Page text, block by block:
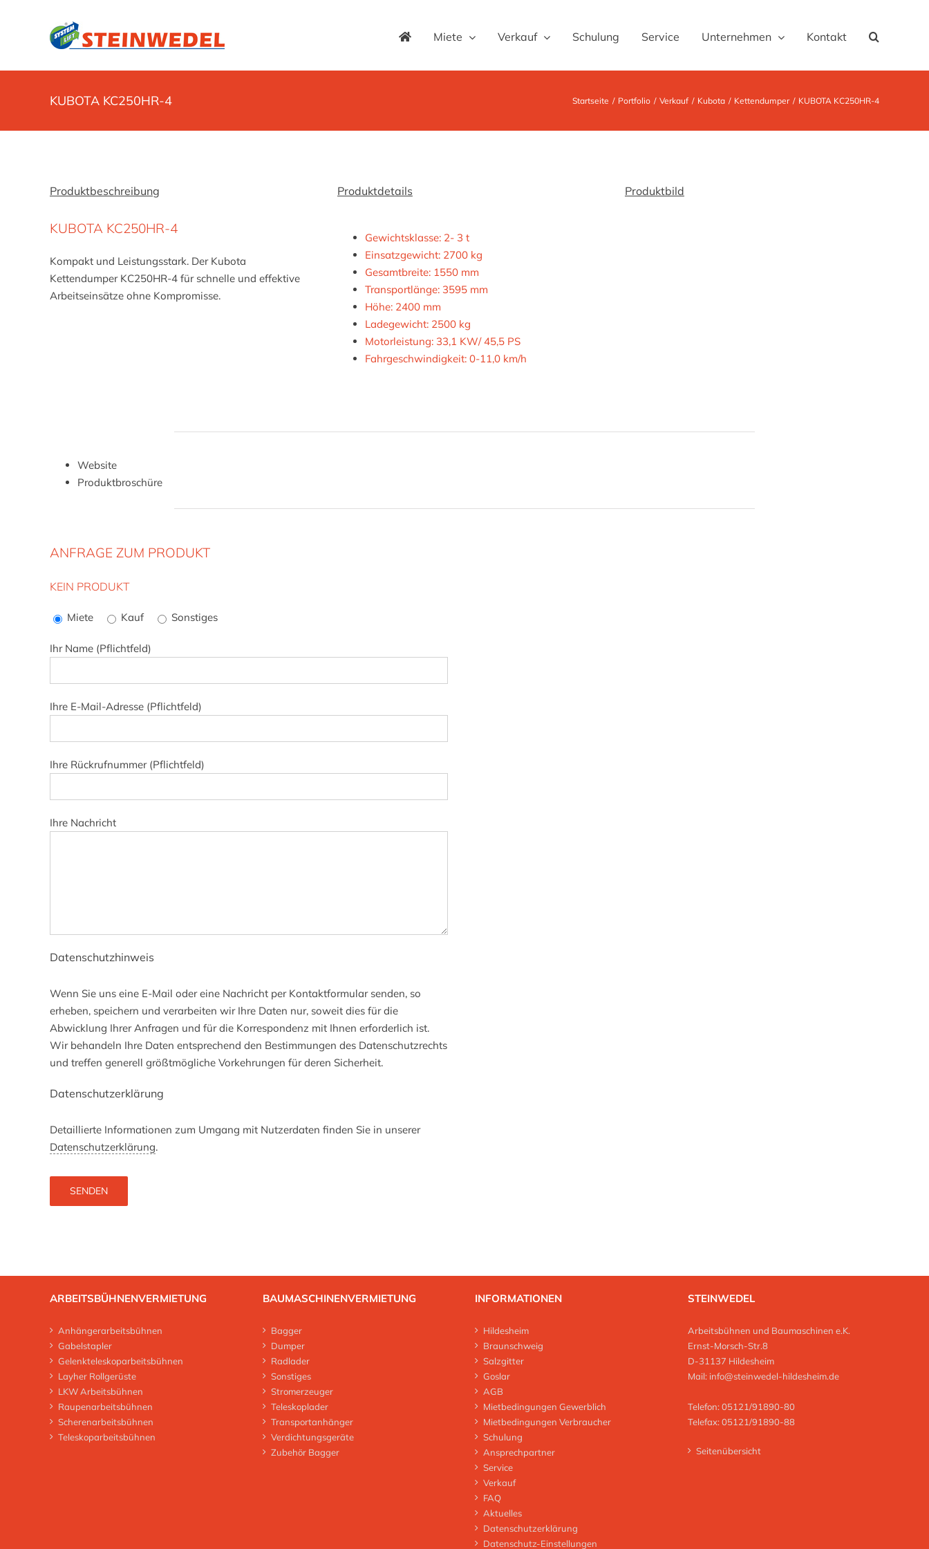
Miete Verkauf Schulung Service Unternehmen Kontakt
KUBOTA KC250HR-4 Startseite Portfolio Verkauf Kubota Kettendumper KUBOTA KC250HR-4
Produktbeschreibung
KUBOTA KC250HR-4
Kompakt und Leistungsstark. Der Kubota
Kettendumper KC250HR-4 für schnelle und effektive
Arbeitseinsätze ohne Kompromisse.
Produktdetails
Gewichtsklasse: 2- 3 t
Einsatzgewicht: 2700 kg
Gesamtbreite: 1550 mm
Transportlänge: 3595 mm
Höhe: 2400 mm
Ladegewicht: 2500 kg
Motorleistung: 33,1 KW/ 45,5 PS
Fahrgeschwindigkeit: 0-11,0 km/h
Produktbild
Website
Produktbroschüre
ANFRAGE ZUM PRODUKT
Bitte
dieses
leer.
KEIN PRODUKT
Miete Kauf Sonstiges
Ihr Name (Pflichtfeld)
Ihre E-Mail-Adresse (Pflichtfeld)
Ihre Rückrufnummer (Pflichtfeld)
Ihre Nachricht
Datenschutzhinweis
Wenn Sie uns eine E-Mail oder eine Nachricht per Kontaktformular senden, so
erheben, speichern und verarbeiten wir Ihre Daten nur, soweit dies für die
Abwicklung Ihrer Anfragen und für die Korrespondenz mit Ihnen erforderlich ist.
Wir behandeln Ihre Daten entsprechend den Bestimmungen des Datenschutzrechts
und treffen generell größtmögliche Vorkehrungen für deren Sicherheit.
Datenschutzerklärung
Detaillierte Informationen zum Umgang mit Nutzerdaten finden Sie in unserer
Datenschutzerklärung.
ARBEITSBÜHNENVERMIETUNG
Anhängerarbeitsbühnen
Gabelstapler
Gelenkteleskoparbeitsbühnen
Layher Rollgerüste
LKW Arbeitsbühnen
Raupenarbeitsbühnen
Scherenarbeitsbühnen
Teleskoparbeitsbühnen
BAUMASCHINENVERMIETUNG
Bagger
Dumper
Radlader
Sonstiges
Stromerzeuger
Teleskoplader
Transportanhänger
Verdichtungsgeräte
Zubehör Bagger
INFORMATIONEN
Hildesheim
Braunschweig
Salzgitter
Goslar
AGB
Mietbedingungen Gewerblich
Mietbedingungen Verbraucher
Schulung
Ansprechpartner
Service
Verkauf
FAQ
Aktuelles
Datenschutzerklärung
Datenschutz-Einstellungen
STEINWEDEL
Arbeitsbühnen und Baumaschinen e.K.
Ernst-Morsch-Str.8
D-31137 Hildesheim
Mail: info@steinwedel-hildesheim.de
Telefon: 05121/91890-80
Telefax: 05121/91890-88
Seitenübersicht